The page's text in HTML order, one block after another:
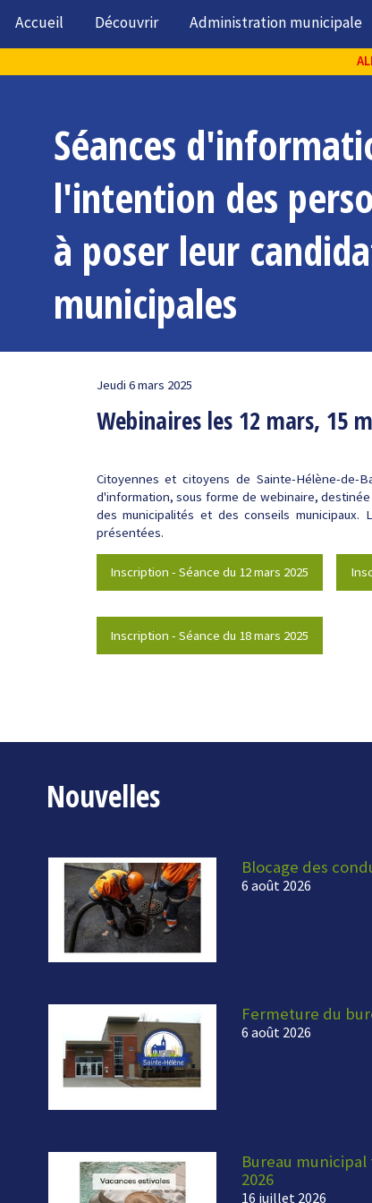
Accueil Découvrir Administration municipale
Séances
l'intention des
à poser leur
municipales
Jeudi 6 mars 2025
Webinaires les 12 mars, 15
Citoyennes et citoyens de Sainte-Hélène-de-
d'information, sous forme de webinaire,
des municipalités et des conseils
présentées.
Inscription - Séance du 12 mars 2025
Inscription - Séance du 18 mars 2025
Nouvelles
Blocage des
6 août 2026
Fermeture du
6 août 2026
Bureau
2026
16 juillet 2026